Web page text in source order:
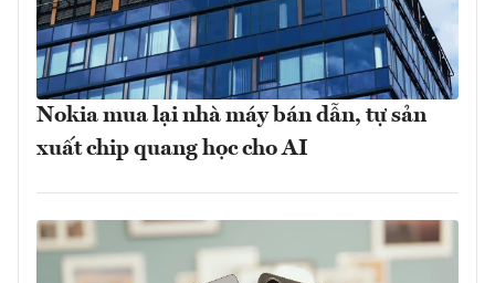
Nokia mua lại nhà máy bán dẫn, tự sản
xuất chip quang học cho AI